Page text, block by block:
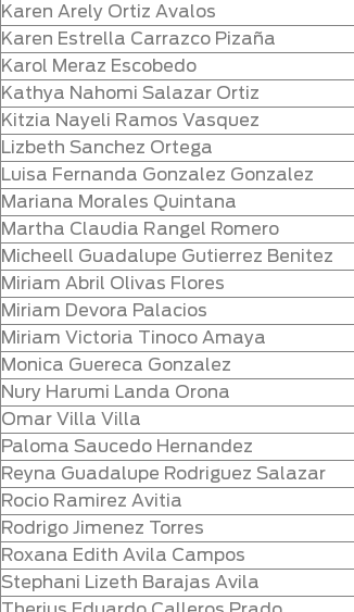
Karen Arely Ortiz Avalos
Karen Estrella Carrazco Pizaña
Karol Meraz Escobedo
Kathya Nahomi Salazar Ortiz
Kitzia Nayeli Ramos Vasquez
Lizbeth Sanchez Ortega
Luisa Fernanda Gonzalez Gonzalez
Mariana Morales Quintana
Martha Claudia Rangel Romero
Micheell Guadalupe Gutierrez Benitez
Miriam Abril Olivas Flores
Miriam Devora Palacios
Miriam Victoria Tinoco Amaya
Monica Guereca Gonzalez
Nury Harumi Landa Orona
Omar Villa Villa
Paloma Saucedo Hernandez
Reyna Guadalupe Rodriguez Salazar
Rocio Ramirez Avitia
Rodrigo Jimenez Torres
Roxana Edith Avila Campos
Stephani Lizeth Barajas Avila